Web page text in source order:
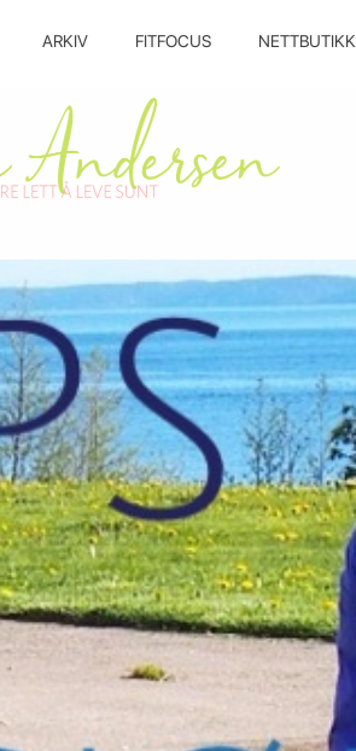
ARKIV FITFOCUS NETTBUTIKK